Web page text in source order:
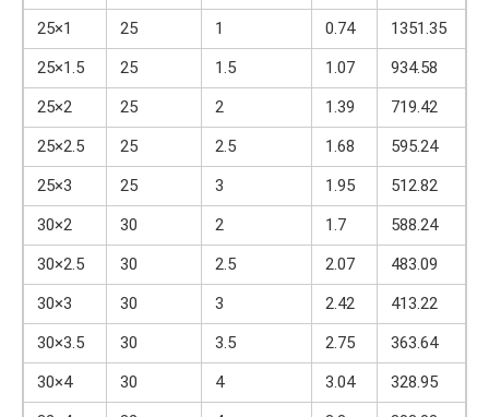
25×1
25 1 0.74
1351.35
25×1.5
25 1.5 1.07
934.58
25×2
25 2 1.39
719.42
25×2.5
25 2.5 1.68
595.24
25×3
25 3 1.95
512.82
30×2
30 2 1.7
588.24
30×2.5
30 2.5 2.07
483.09
30×3
30 3 2.42
413.22
30×3.5
30 3.5 2.75
363.64
30×4
30 4 3.04
328.95